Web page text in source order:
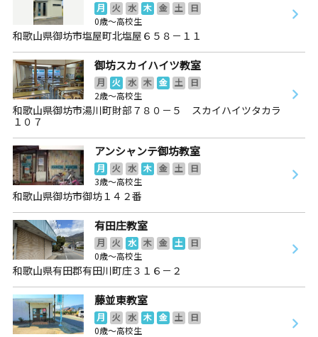
月 火 水 木 金 土
日
0歳～高校生
和歌山県御坊市塩屋町北塩屋６５８－１１
御坊スカイハイツ教室
月 火 水 木 金 土
日
2歳～高校生
和歌山県御坊市湯川町財部７８０－５ スカイハイツタカラ
１０７
アンシャンテ御坊教室
月 火 水 木 金 土
日
3歳～高校生
和歌山県御坊市御坊１４２番
有田庄教室
月 火 水 木 金 土
日
0歳～高校生
和歌山県有田郡有田川町庄３１６－２
藤並東教室
月 火 水 木 金 土
日
0歳～高校生